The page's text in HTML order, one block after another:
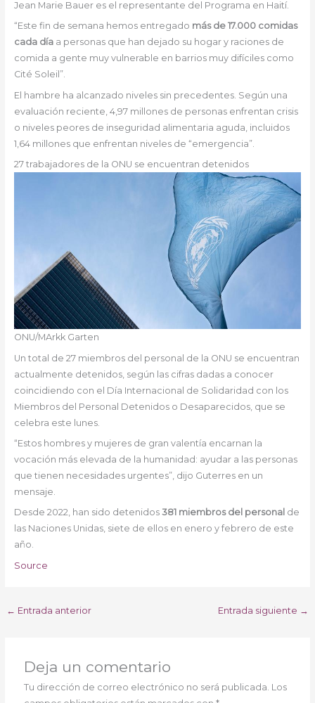
Jean Marie Bauer es el representante del Programa en Haití.
“Este fin de semana hemos entregado más de 17.000 comidas
cada díaa personas que han dejado su hogar y raciones de
comida a gente muy vulnerable en barrios muy difíciles como
Cité Soleil”.
El hambre ha alcanzado niveles sin precedentes. Según una
evaluación reciente, 4,97 millones de personas enfrentan crisis
o niveles peores de inseguridad alimentaria aguda, incluidos
1,64 millones que enfrentan niveles de “emergencia”.
27 trabajadores de la ONU se encuentran detenidos
ONU/MArkk Garten
Un total de 27 miembros del personal de la ONU se encuentran
actualmente detenidos, según las cifras dadas a conocer
coincidiendo con el Día Internacional de Solidaridad con los
Miembros del Personal Detenidos o Desaparecidos, que se
celebra este lunes.
“Estos hombres y mujeres de gran valentía encarnan la
vocación más elevada de la humanidad: ayudar a las personas
que tienen necesidades urgentes”, dijo Guterres en un
mensaje.
Desde 2022, han sido detenidos 381 miembros del personal de
las Naciones Unidas, siete de ellos en enero y febrero de este
año.
Source
← Entrada anterior Entrada siguiente →
Deja un comentario
Tu dirección de correo electrónico no será publicada. Los